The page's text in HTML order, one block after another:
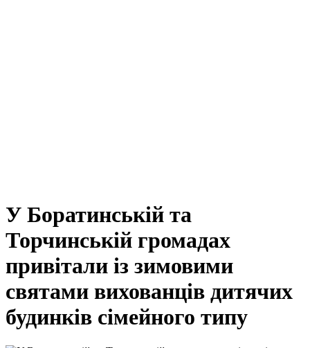
У Боратинській та
Торчинській громадах
привітали із зимовими
святами вихованців дитячих
будинків сімейного типу